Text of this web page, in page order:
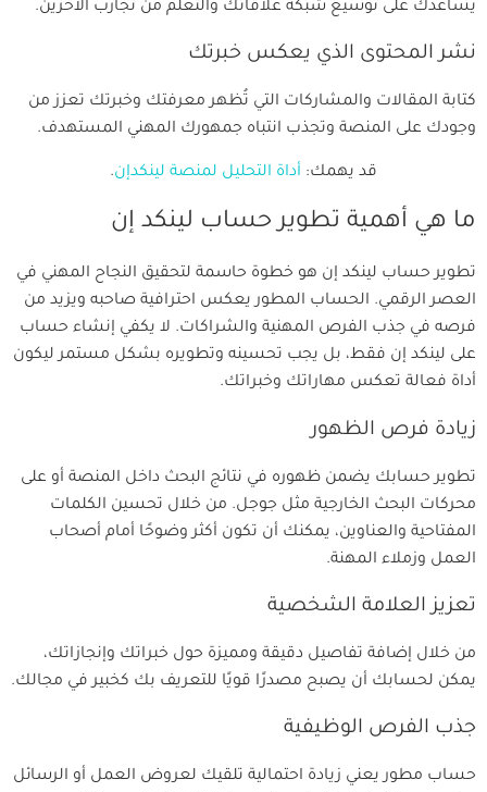
يساعدك على توسيع شبكة علاقاتك والتعلم من تجارب الآخرين.
نشر المحتوى الذي يعكس خبرتك
كتابة المقالات والمشاركات التي تُظهر معرفتك وخبرتك تعزز من
وجودك على المنصة وتجذب انتباه جمهورك المهني المستهدف.
قد يهمك: أداة التحليل لمنصة لينكدإن.
ما هي أهمية تطوير حساب لينكد إن
تطوير حساب لينكد إن هو خطوة حاسمة لتحقيق النجاح المهني في
العصر الرقمي. الحساب المطور يعكس احترافية صاحبه ويزيد من
فرصه في جذب الفرص المهنية والشراكات. لا يكفي إنشاء حساب
على لينكد إن فقط، بل يجب تحسينه وتطويره بشكل مستمر ليكون
أداة فعالة تعكس مهاراتك وخبراتك.
زيادة فرص الظهور
تطوير حسابك يضمن ظهوره في نتائج البحث داخل المنصة أو على
محركات البحث الخارجية مثل جوجل. من خلال تحسين الكلمات
المفتاحية والعناوين، يمكنك أن تكون أكثر وضوحًا أمام أصحاب
العمل وزملاء المهنة.
تعزيز العلامة الشخصية
من خلال إضافة تفاصيل دقيقة ومميزة حول خبراتك وإنجازاتك،
يمكن لحسابك أن يصبح مصدرًا قويًا للتعريف بك كخبير في مجالك.
جذب الفرص الوظيفية
حساب مطور يعني زيادة احتمالية تلقيك لعروض العمل أو الرسائل